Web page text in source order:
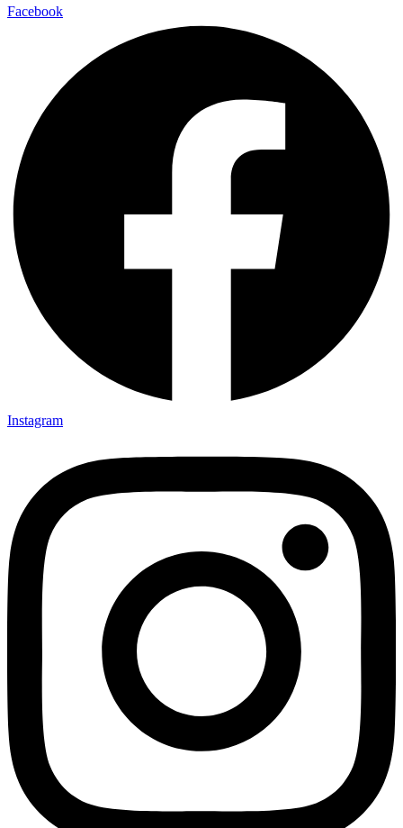
Facebook
Instagram